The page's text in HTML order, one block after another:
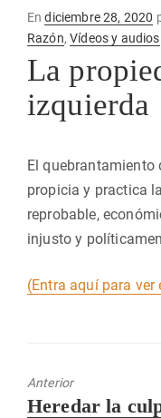
EnPublicado
en
diciembre 28, 2020
Razón,Vídeos y audios
La
izquierda
El quebrantamiento
propicia y practica
reprobable,
injusto y
(Entra aquí para ver
Anterior
Entrada
Heredar la